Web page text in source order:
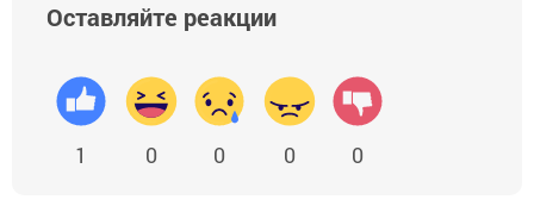
Оставляйте реакции
1 0 0 0 0